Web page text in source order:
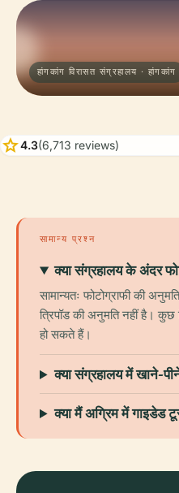
हांगकांग विरासत संग्रहालय · हांगकांग
star4.3(6,713 reviews)
सामान्य प्रश्न
क्या संग्रहालय के अंदर
सामान्यतः फोटोग्राफी की
त्रिपॉड की अनुमति नहीं है। कुछ
हो सकते हैं।
क्या संग्रहालय में खाने-
क्या मैं अग्रिम में गाइडेड